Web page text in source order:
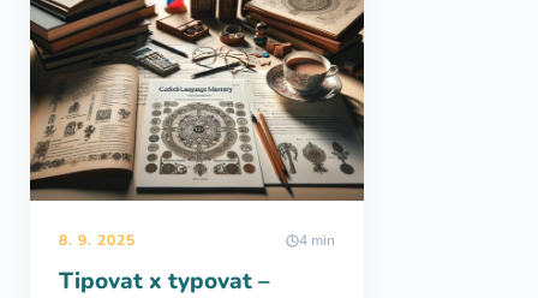
8. 9. 2025 4 min
Tipovat x typovat –